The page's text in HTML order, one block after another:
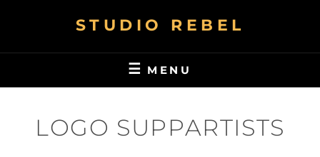
STUDIO REBEL
MENU
LOGO SUPPARTISTS